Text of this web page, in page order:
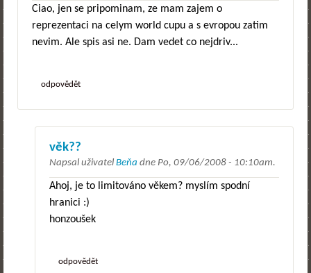
Ciao, jen se pripominam, ze mam zajem o
reprezentaci na celym world cupu a s evropou zatim
nevim. Ale spis asi ne. Dam vedet co nejdriv...
odpovědět
věk??
Napsal uživatel Beňa dne Po, 09/06/2008 - 10:10am.
Ahoj, je to limitováno věkem? myslím spodní
hranici :)
honzoušek
odpovědět